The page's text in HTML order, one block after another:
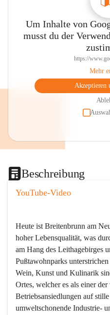
Um Inhalte von
musst du der
https://
Mehr
Akzeptieren
Beschreibung
YouTube-Video
Heute ist Breitenbrunn am
hoher Lebensqualität, was
am Hang des Leithagebirges
Pußtawohnparks
Wein, Kunst und Kulinarik
Ortes, welcher es als einer
Betriebsansiedlungen auf
umweltschonende Industrie-